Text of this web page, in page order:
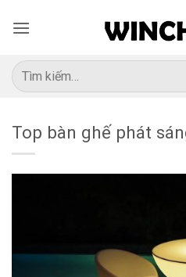
qua
dung
Tìm
kiếm:
Top bàn ghế phát